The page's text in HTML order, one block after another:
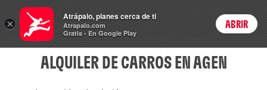
Carros Login
ALQUILER DE CARROS EN AGEN
×
Atrápalo, planes cerca de ti
Atrapalo.com
Gratis - En Google Play
ABRIR